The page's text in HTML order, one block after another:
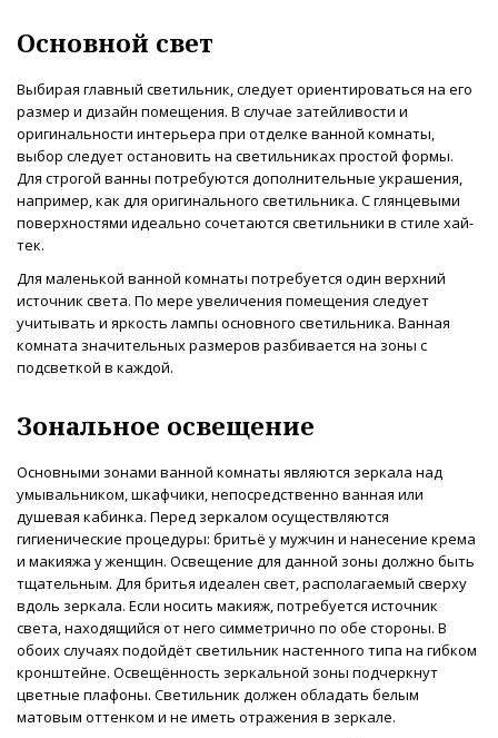
Основной свет
Выбирая главный светильник, следует ориентироваться на его
размер и дизайн помещения. В случае затейливости и
оригинальности интерьера при отделке ванной комнаты,
выбор следует остановить на светильниках простой формы.
Для строгой ванны потребуются дополнительные украшения,
например, как для оригинального светильника. С глянцевыми
поверхностями идеально сочетаются светильники в стиле хай-
тек.
Для маленькой ванной комнаты потребуется один верхний
источник света. По мере увеличения помещения следует
учитывать и яркость лампы основного светильника. Ванная
комната значительных размеров разбивается на зоны с
подсветкой в каждой.
Зональное освещение
Основными зонами ванной комнаты являются зеркала над
умывальником, шкафчики, непосредственно ванная или
душевая кабинка. Перед зеркалом осуществляются
гигиенические процедуры: бритьё у мужчин и нанесение крема
и макияжа у женщин. Освещение для данной зоны должно быть
тщательным. Для бритья идеален свет, располагаемый сверху
вдоль зеркала. Если носить макияж, потребуется источник
света, находящийся от него симметрично по обе стороны. В
обоих случаях подойдёт светильник настенного типа на гибком
кронштейне. Освещённость зеркальной зоны подчеркнут
цветные плафоны. Светильник должен обладать белым
матовым оттенком и не иметь отражения в зеркале.